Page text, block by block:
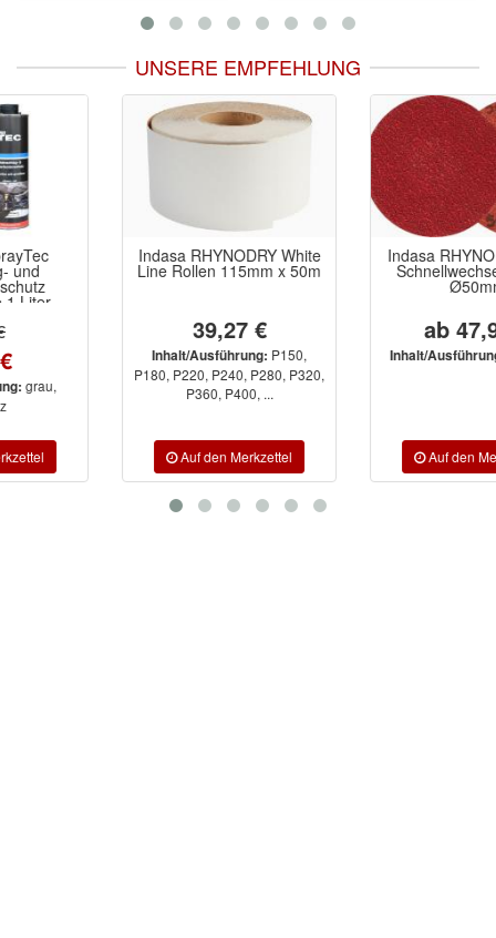
UNSERE EMPFEHLUNG
Indasa RHYNODRY White
Line Rollen 115mm x 50m
Inhalt/Ausführung:P150,
P180, P220, P240, P280, P320,
Indasa RHYNO KERAMIK
Schnellwechselscheibe
ab 47,91 €
Inhalt/Ausführung:P36, P50